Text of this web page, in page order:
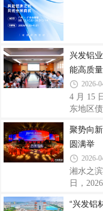
服务体
球资源
余条先
验室以
权威认
兴发铝
能高质
2026-
4 月 15
东地区
行广东
行、招
资机构
厅，深
球标杆
营业绩
聚势向
圆满举
2026-
湘水之
日，
向新 共
“兴发铝